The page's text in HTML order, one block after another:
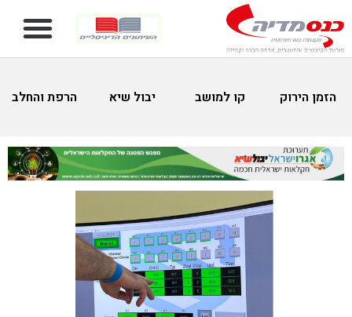
הזמן הירוק קו למושב יבול שיא הרפת והחלב